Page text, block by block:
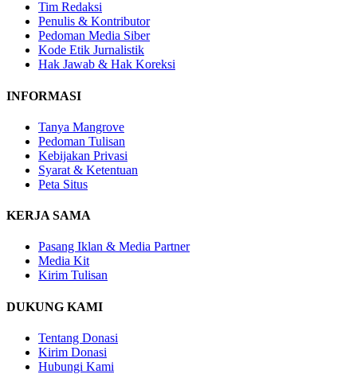
Tim Redaksi
Penulis & Kontributor
Pedoman Media Siber
Kode Etik Jurnalistik
Hak Jawab & Hak Koreksi
INFORMASI
Tanya Mangrove
Pedoman Tulisan
Kebijakan Privasi
Syarat & Ketentuan
Peta Situs
KERJA SAMA
Pasang Iklan & Media Partner
Media Kit
Kirim Tulisan
DUKUNG KAMI
Tentang Donasi
Kirim Donasi
Hubungi Kami